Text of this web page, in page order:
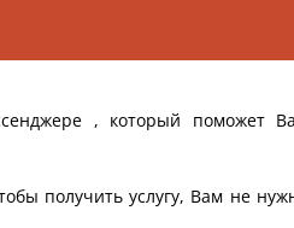
, который поможет
получить услугу, Вам не